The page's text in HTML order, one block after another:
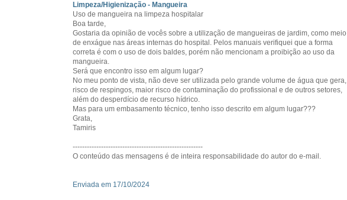
Limpeza/Higienização - Mangueira
Uso de mangueira na limpeza hospitalar
Boa tarde,
Gostaria da opinião de vocês sobre a utilização de mangueiras de jardim, como meio
de enxágue nas áreas internas do hospital. Pelos manuais verifiquei que a forma
correta é com o uso de dois baldes, porém não mencionam a proibição ao uso da
mangueira.
Será que encontro isso em algum lugar?
No meu ponto de vista, não deve ser utilizada pelo grande volume de água que gera,
risco de respingos, maior risco de contaminação do profissional e de outros setores,
além do desperdício de recurso hídrico.
Mas para um embasamento técnico, tenho isso descrito em algum lugar???
Grata,
Tamiris
-------------------------------------------------------
O conteúdo das mensagens é de inteira responsabilidade do autor do e-mail.
Enviada em 17/10/2024